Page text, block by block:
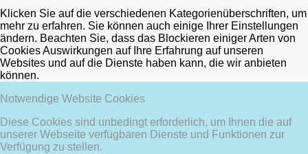
Klicken Sie auf die verschiedenen Kategorienüberschriften, um
mehr zu erfahren. Sie können auch einige Ihrer Einstellungen
ändern. Beachten Sie, dass das Blockieren einiger Arten von
Cookies Auswirkungen auf Ihre Erfahrung auf unseren
Websites und auf die Dienste haben kann, die wir anbieten
können.
Notwendige Website Cookies
Diese Cookies sind unbedingt erforderlich, um Ihnen die auf
unserer Webseite verfügbaren Dienste und Funktionen zur
Verfügung zu stellen.